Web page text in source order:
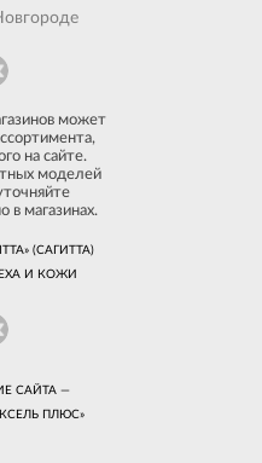
может
на сайте.
моделей
в магазинах.
(САГИТТА)
И КОЖИ
САЙТА —
ПЛЮС»